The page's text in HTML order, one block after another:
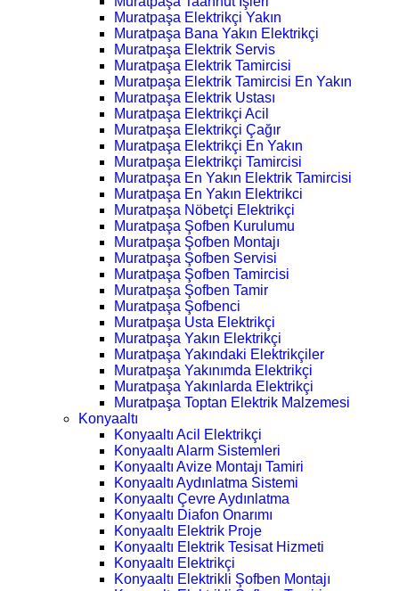
Muratpaşa Elektrikçi Yakın
Muratpaşa Bana Yakın Elektrikçi
Muratpaşa Elektrik Servis
Muratpaşa Elektrik Tamircisi
Muratpaşa Elektrik Tamircisi En Yakın
Muratpaşa Elektrik Ustası
Muratpaşa Elektrikçi Acil
Muratpaşa Elektrikçi Çağır
Muratpaşa Elektrikçi En Yakın
Muratpaşa Elektrikçi Tamircisi
Muratpaşa En Yakın Elektrik Tamircisi
Muratpaşa En Yakın Elektrikci
Muratpaşa Nöbetçi Elektrikçi
Muratpaşa Şofben Kurulumu
Muratpaşa Şofben Montajı
Muratpaşa Şofben Servisi
Muratpaşa Şofben Tamircisi
Muratpaşa Şofben Tamir
Muratpaşa Şofbenci
Muratpaşa Usta Elektrikçi
Muratpaşa Yakın Elektrikçi
Muratpaşa Yakındaki Elektrikçiler
Muratpaşa Yakınımda Elektrikçi
Muratpaşa Yakınlarda Elektrikçi
Muratpaşa Toptan Elektrik Malzemesi
Konyaaltı
Konyaaltı Acil Elektrikçi
Konyaaltı Alarm Sistemleri
Konyaaltı Avize Montajı Tamiri
Konyaaltı Aydınlatma Sistemi
Konyaaltı Çevre Aydınlatma
Konyaaltı Diafon Onarımı
Konyaaltı Elektrik Proje
Konyaaltı Elektrik Tesisat Hizmeti
Konyaaltı Elektrikçi
Konyaaltı Elektrikli Şofben Montajı